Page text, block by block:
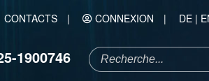
CONTACTS| CONNEXION | DE|
1900746